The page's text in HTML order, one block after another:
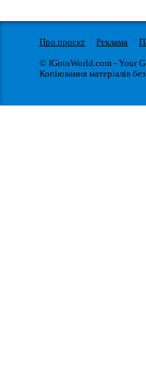
Про проект Реклама
© IGotoWorld.com - Your
Копіювання матеріалів